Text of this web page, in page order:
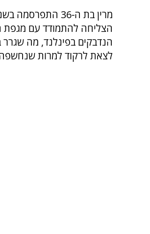
הצליחה להתמודד עם מגפת
הנדבקים בפינלנד, מה
לצאת לרקוד למרות